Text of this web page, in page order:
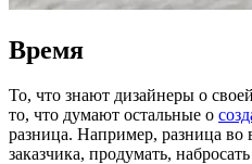
Время
То, что знают дизайнеры о
то, что думают остальные о
разница. Например, разница
заказчика, продумать,